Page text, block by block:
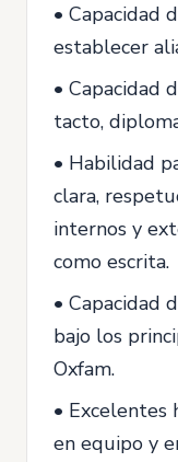
• Capacidad
establecer
• Capacidad
tacto,
• Habilidad
clara,
internos y
como escrita.
• Capacidad
bajo los
Oxfam.
• Excelentes
en equipo y